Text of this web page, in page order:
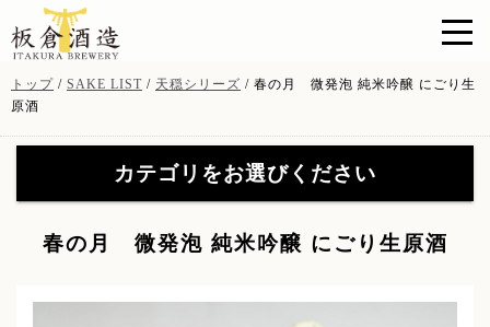
このページの本文へ
現
在
位
トップ / SAKE LIST / 天穏シリーズ / 春の月 微発泡 純米吟醸 にごり生
原酒
カテゴリをお選びください
天穏シリーズ (19)
【特約店限定販売】無窮天
穏シリーズ(41)
【特約店限定販売】無窮天
イトナミブルワリー(11)
春の月 微発泡 純米吟醸 にごり生原酒